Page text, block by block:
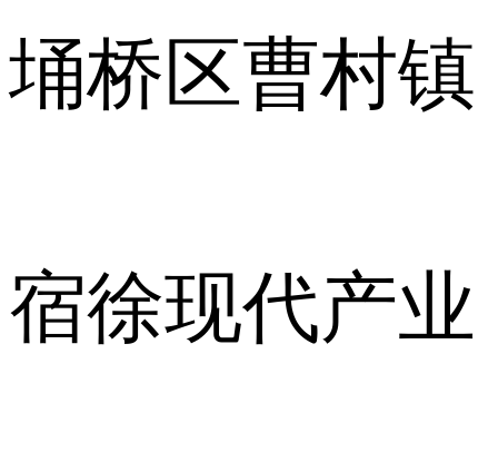
埇桥区曹村镇
宿徐现代产业